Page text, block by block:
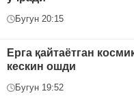
Бугун 20:15
Ерга қайтаётган
кескин ошди
Бугун 19:52